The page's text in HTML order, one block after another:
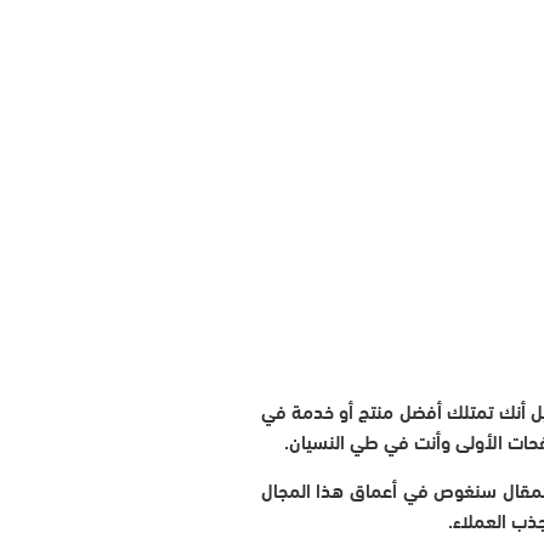
أنك تمتلك أفضل منتج أو خدمة في
الأولى وأنت في طي النسيان.
سنغوص في أعماق هذا المجال
العملاء.